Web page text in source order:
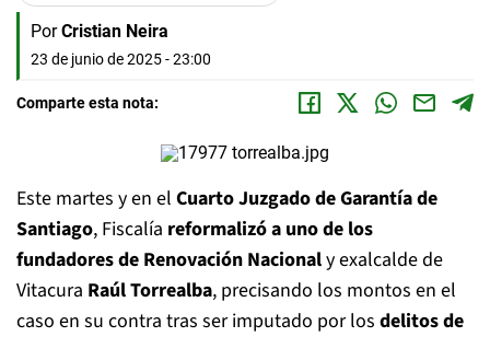
Por Cristian Neira
23 de junio de 2025 - 23:00
Comparte esta nota:
Este martes y en el Cuarto Juzgado de Garantía de
Santiago, Fiscalía reformalizó a uno de los
fundadores de Renovación Nacionaly exalcalde de
Vitacura Raúl Torrealba, precisando los montos en el
caso en su contra tras ser imputado por los delitos de